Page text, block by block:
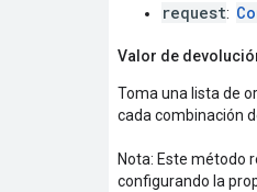
request:
Valor de
Toma una lista de
cada combinación
Nota: Este método
configurando la